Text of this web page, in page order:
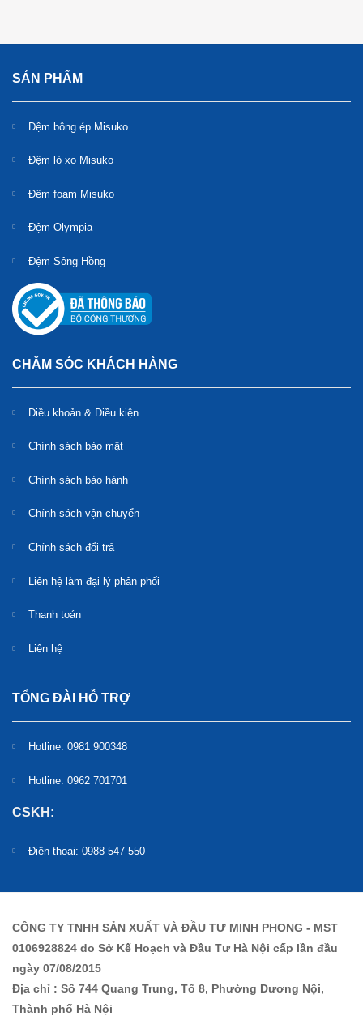
SẢN PHẨM
Đệm bông ép Misuko
Đệm lò xo Misuko
Đệm foam Misuko
Đệm Olympia
Đệm Sông Hồng
CHĂM SÓC KHÁCH HÀNG
Điều khoản & Điều kiện
Chính sách bảo mật
Chính sách bảo hành
Chính sách vận chuyển
Chính sách đổi trả
Liên hệ làm đại lý phân phối
Thanh toán
Liên hệ
TỔNG ĐÀI HỖ TRỢ
Hotline: 0981 900348
Hotline: 0962 701701
CSKH:
Điện thoại: 0988 547 550
CÔNG TY TNHH SẢN XUẤT VÀ ĐẦU TƯ MINH PHONG - MST
0106928824 do Sở Kế Hoạch và Đầu Tư Hà Nội cấp lần đầu
ngày 07/08/2015
Địa chỉ : Số 744 Quang Trung, Tổ 8, Phường Dương Nội,
Thành phố Hà Nội